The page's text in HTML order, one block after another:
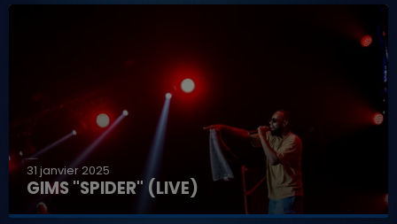
31 janvier 2025
GIMS "SPIDER" (LIVE)